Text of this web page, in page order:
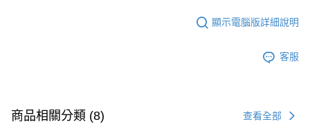
顯示電腦版詳細說明
客服
商品相關分類 (8) 查看全部